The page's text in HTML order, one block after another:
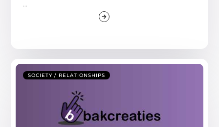
...
SOCIETY / RELATIONSHIPS